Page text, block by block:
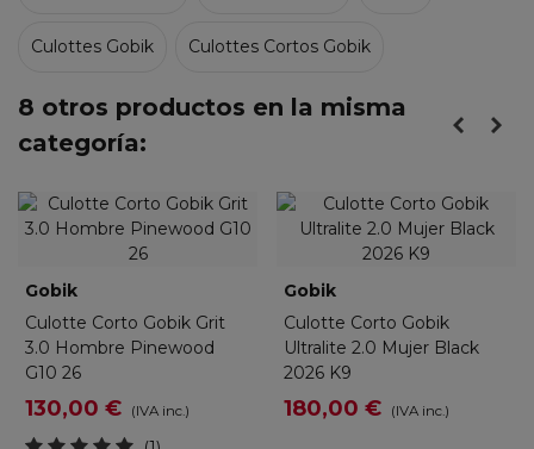
Culottes Gobik Culottes Cortos Gobik
8 otros productos en la misma
categoría:
Gobik
Culotte Corto Gobik Grit
3.0 Hombre Pinewood
G10 26
130,00 € (IVA inc.)
Gobik
Culotte Corto Gobik
Ultralite 2.0 Mujer Black
2026 K9
180,00 € (IVA inc.)